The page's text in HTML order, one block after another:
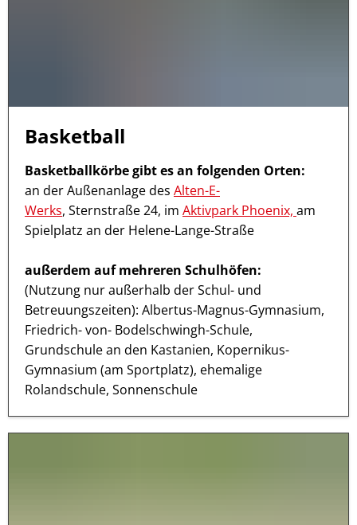
Basketball
Basketballkörbe gibt es an folgenden Orten:
an der Außenanlage des Alten-E-
Werks, Sternstraße 24, im Aktivpark Phoenix, am
Spielplatz an der Helene-Lange-Straße
außerdem auf mehreren Schulhöfen:
(Nutzung nur außerhalb der Schul- und
Betreuungszeiten): Albertus-Magnus-Gymnasium,
Friedrich- von- Bodelschwingh-Schule,
Grundschule an den Kastanien, Kopernikus-
Gymnasium (am Sportplatz), ehemalige
Rolandschule, Sonnenschule